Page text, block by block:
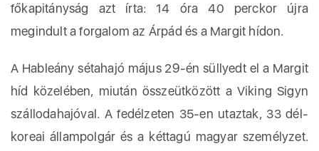
főkapitányság azt írta: 14 óra 40 perckor újra
megindult a forgalom az Árpád és a Margit hídon.
A Hableány sétahajó május 29-én süllyedt el a Margit
híd közelében, miután összeütközött a Viking Sigyn
szállodahajóval. A fedélzeten 35-en utaztak, 33 dél-
koreai állampolgár és a kéttagú magyar személyzet.